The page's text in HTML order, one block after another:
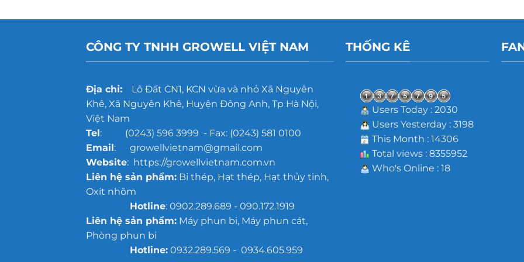
CÔNG TY TNHH GROWELL VIỆT NAM
Địa chỉ:Lô Đất CN1, KCN vừa và nhỏ Xã Nguyên
Khê, Xã Nguyên Khê, Huyện Đông Anh, Tp Hà Nội,
Việt Nam
Tel: (0243) 596 3999 - Fax: (0243) 581 0100
Email: growellvietnam@gmail.com
Website: https://growellvietnam.com.vn
Liên hệ sản phẩm:Bi thép, Hạt thép, Hạt thủy tinh,
Oxit nhôm
Hotline: 0902.289.689 - 090.172.1919
Liên hệ sản phẩm:Máy phun bi, Máy phun cát,
Phòng phun bi
Hotline:0932.289.569 - 0934.605.959
THỐNG KÊ
Users Today : 2030
Users Yesterday : 3198
This Month : 14306
Total views : 8355952
Who's Online : 18